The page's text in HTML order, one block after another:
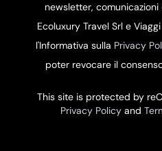
newsletter,
Ecoluxury Travel Srl e
l'Informativa sulla Privacy
poter revocare il
This site is protected by
Privacy Policyand